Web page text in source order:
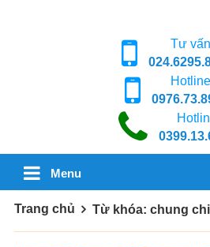
Tư vấn
Hotline
Menu
Trang chủ Từ khóa: chung